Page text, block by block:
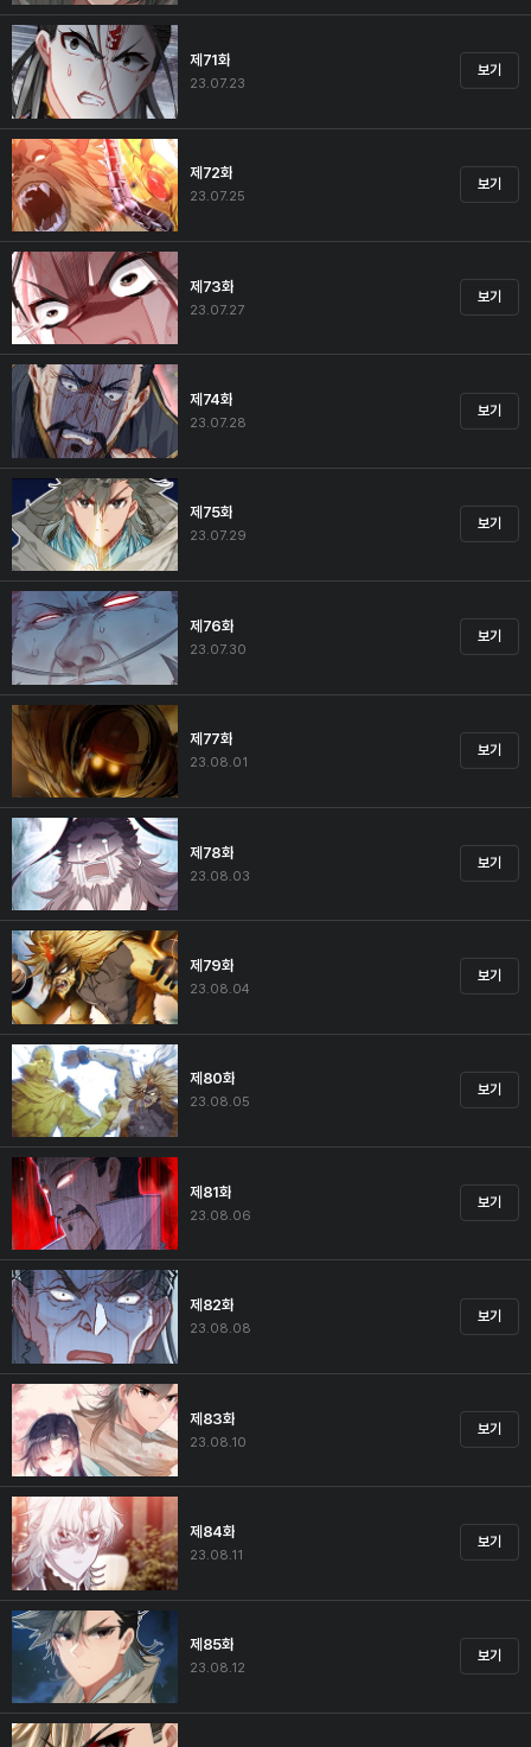
제71화
23.07.23
보기
제72화
23.07.25
보기
제73화
23.07.27
보기
제74화
23.07.28
보기
제75화
23.07.29
보기
제76화
23.07.30
보기
제77화
23.08.01
보기
제78화
23.08.03
보기
제79화
23.08.04
보기
제80화
23.08.05
보기
제81화
23.08.06
보기
제82화
23.08.08
보기
제83화
23.08.10
보기
제84화
23.08.11
보기
제85화
23.08.12
보기